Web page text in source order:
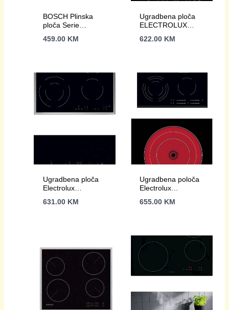
BOSCH Plinska
ploča Serie
plamenikasnaga 1-
459.00 KM
Ugradbena ploča
ELECTROLUX
622.00 KM
Ugradbena ploča
Electrolux
631.00 KM
Ugradbena poloča
Electrolux
655.00 KM